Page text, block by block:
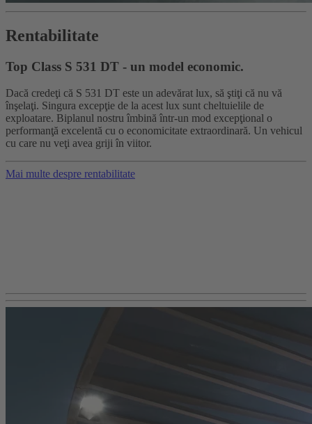
Rentabilitate
Top Class S 531 DT - un model economic.
Dacă credeţi că S 531 DT este un adevărat lux, să ştiţi că nu vă
înşelaţi. Singura excepţie de la acest lux sunt cheltuielile de
exploatare. Biplanul nostru îmbină într-un mod excepţional o
performanţă excelentă cu o economicitate extraordinară. Un vehicul
cu care nu veţi avea griji în viitor.
Mai multe despre rentabilitate